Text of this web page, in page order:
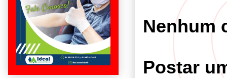
Nenhum
Postar